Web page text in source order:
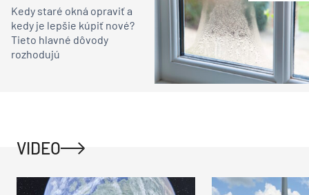
Kedy staré okná opraviť a
kedy je lepšie kúpiť nové?
Tieto hlavné dôvody
rozhodujú
VIDEO